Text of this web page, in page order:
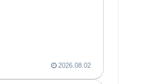
2026.08.02